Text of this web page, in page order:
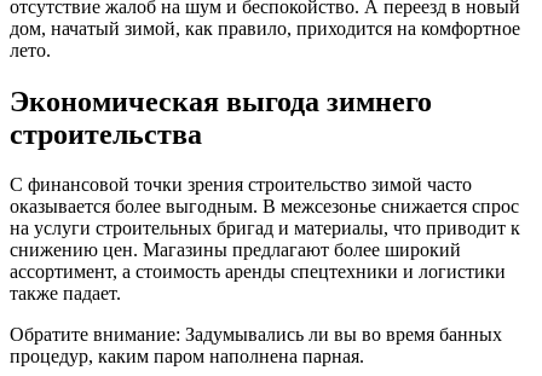
отсутствие жалоб на шум и беспокойство. А переезд в новый
дом, начатый зимой, как правило, приходится на комфортное
лето.
Экономическая выгода зимнего
строительства
С финансовой точки зрения строительство зимой часто
оказывается более выгодным. В межсезонье снижается спрос
на услуги строительных бригад и материалы, что приводит к
снижению цен. Магазины предлагают более широкий
ассортимент, а стоимость аренды спецтехники и логистики
также падает.
Обратите внимание: Задумывались ли вы во время банных
процедур, каким паром наполнена парная.